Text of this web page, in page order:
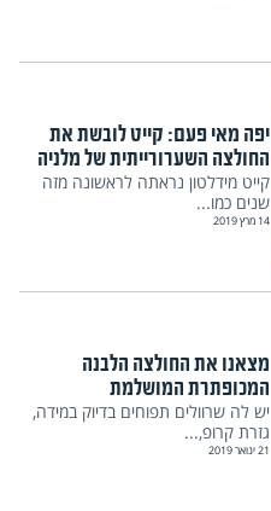
יפה מאי פעם: קייט לובשת את
החולצה השערורייתית של מלניה
קייט מידלטון נראתה לראשונה מזה
שנים כמו...
14 מרץ 2019
מצאנו את החולצה הלבנה
המכופתרת המושלמת
יש לה שרוולים תפוחים בדיוק במידה,
גזרת קרופ,...
21 ינואר 2019